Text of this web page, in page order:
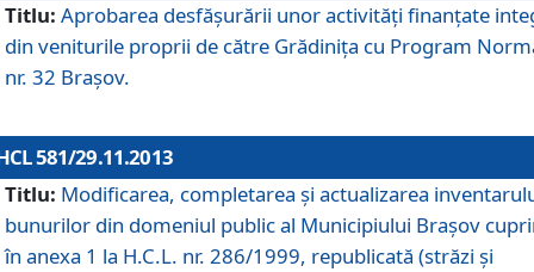
Titlu: Aprobarea desfăşurării unor activităţi finanţate
din veniturile proprii de către Grădiniţa cu Program
nr. 32 Braşov.
581/29.11.2013
Titlu: Modificarea, completarea şi actualizarea
bunurilor din domeniul public al Municipiului Braşov
în anexa 1 la H.C.L. nr. 286/1999, republicată (străzi şi